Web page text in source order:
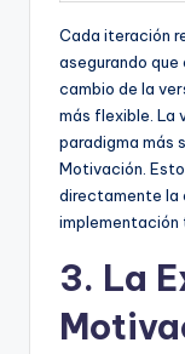
Cada iteración
asegurando que
cambio de la
más flexible. La
paradigma más
Motivación.
directamente la
implementación
3. La